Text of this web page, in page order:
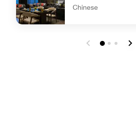
Chinese